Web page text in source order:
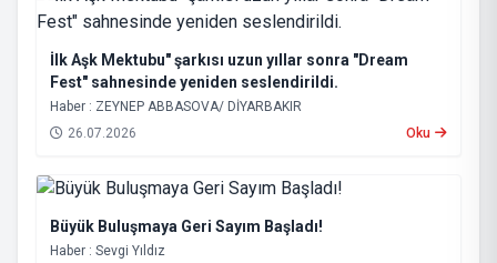
İlk Aşk Mektubu" şarkısı uzun yıllar sonra "Dream
Fest" sahnesinde yeniden seslendirildi.
Haber : ZEYNEP ABBASOVA/ DİYARBAKIR
26.07.2026
Oku
Büyük Buluşmaya Geri Sayım Başladı!
Haber : Sevgi Yıldız